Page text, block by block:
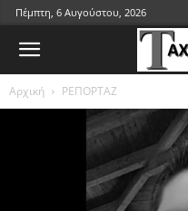
Πέμπτη, 6 Αυγούστου, 2026
Αρχική ΡΕΠΟΡΤΑΖ